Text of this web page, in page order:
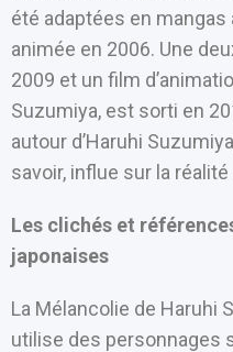
été adaptées en
animée en 2006. Une
2009 et un film
Suzumiya, est sorti en
autour d’Haruhi
savoir, influe sur la
Les clichés et
japonaises
La Mélancolie de Haruhi
utilise des personnages